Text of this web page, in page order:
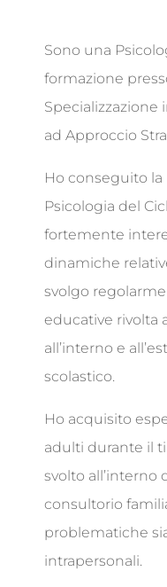
Sono una
formazione
Specializzazione
ad Approccio
Ho conseguito la
Psicologia del
fortemente
dinamiche
svolgo
educative rivolta
all’interno e
scolastico.
Ho acquisito
adulti durante il
svolto all’interno
consultorio
problematiche
intrapersonali.